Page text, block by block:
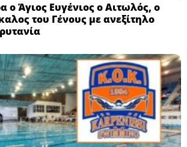
ο Άγιος Ευγένιος ο Αιτωλός, ο
του Γένους με ανεξίτηλο